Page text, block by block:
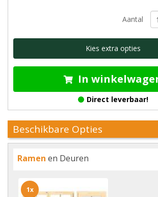
Aantal
Kies extra opties
In
Direct leverbaar!
Beschikbare Opties
Ramen en Deuren
1x